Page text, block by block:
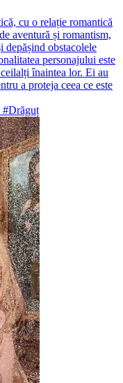
cu o relație romantică
aventură și romantism,
depășind obstacolele
personajului este
înaintea lor. Ei au
a proteja ceea ce este
#Drăguț